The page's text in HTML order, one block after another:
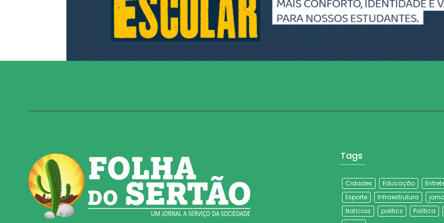
Tags
Cidades Educação
Esporte
Infraestrutura
Notícias
politics Política